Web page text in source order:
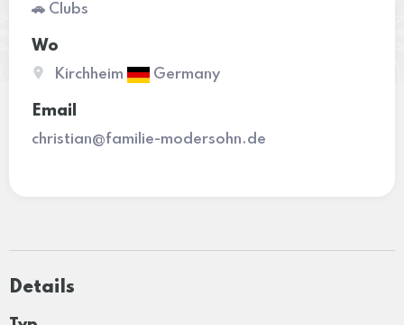
🚗 Clubs
Wo
Kirchheim Germany
Email
christian@familie-modersohn.de
Details